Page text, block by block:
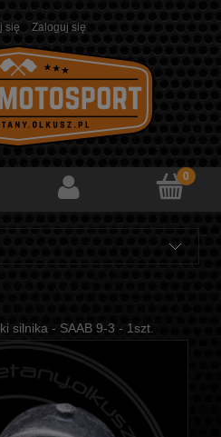
się Zaloguj się
silnika - SAAB 9-3 - 1szt.